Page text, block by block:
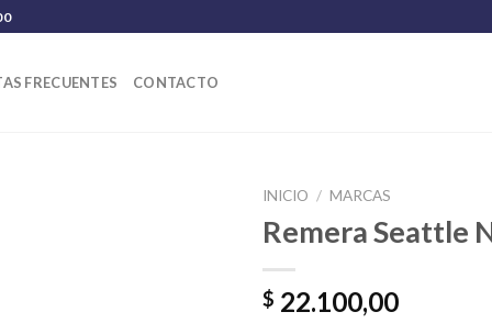
FRECUENTES CONTACTO
INICIO / MARCAS
Remera Seattle
$ 22.100,00